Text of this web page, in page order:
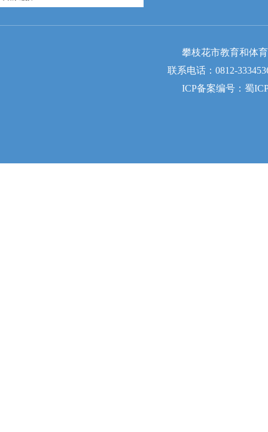
攀枝花市教育和体
联系电话：0812-
ICP备案编号：蜀